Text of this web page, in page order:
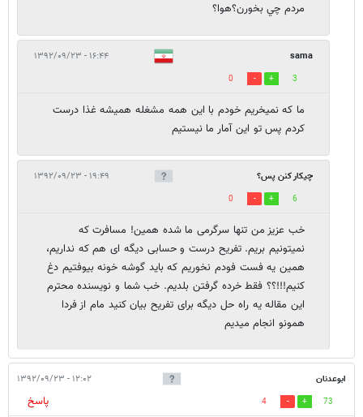
مردم چي بخورن؟هوا؟
sama ۱۶:۴۴ - ۱۳۹۲/۰۹/۲۳
3
0
ما که نمیخریم خودم با این همه مشغله همیشه غذا درست
کردم پس تو این آمار ما نیستیم
چیکار کنن پس؟ ۱۹:۴۹ - ۱۳۹۲/۰۹/۲۳
6
0
خب عزیز من تنها سرگرمی ما شده همین! مسافرت که
نمیتونیم بریم. تفریح درست و حسابی دیگه ای هم که نداریم،
همین یه فست فودم نخوریم که باید گوشه خونه بیوفتیم دغ
کنیم!!!؟؟ فقط خرده گرفتن بلدیم. خب شما و نویسنده محترم
این مقاله یه راه حل دیگه برای تفریح بیان کنید مام از فردا
همونو انجام میدیم
ابوعدنان ۱۲:۰۲ - ۱۳۹۲/۰۹/۲۳
73
4
پاسخ